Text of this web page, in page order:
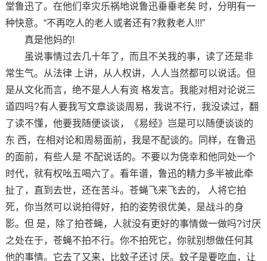
堂鲁迅了。在他们幸灾乐祸地说鲁迅垂垂老矣 时，分明有一
种快意。“不再吃人的老人或者还有?救救老人!!!”
真是他妈的!
虽说事情过去几十年了，而且不关我的事，读了还是非
常生气。从法律 上讲，从人权讲，人人当然都可以说话。但
是从文化而言，绝不是人人有资 格发言。我能对相对论说三
道四吗?有人要我写文章谈谈周易，我说不行，我没读过，翻
了读不懂，他要我随便谈谈，《易经》岂是可以随便谈谈的
东 西，在相对论和周易面前，我是不配谈的。同样，在鲁迅
的面前，有些人是 不配说话的。不要以为侥幸和他同处一个
时代，就有权吆五喝六了。看年谱，鲁迅的精力多半被此牵
扯了，直到去世，还在苦斗。苍蝇飞来飞去的， 人将它拍
死，你当然可以说拍得好，拍的姿势很优美，是战斗的身
影。但 是，除了拍苍蝇，人就没有更好的事情做一做吗?讨厌
之处在于，苍蝇不拍不行。你不拍死它，你就别想做任何其
他的事情。它去了又来，比蚊子还讨 厌。蚊子是要吃血，让